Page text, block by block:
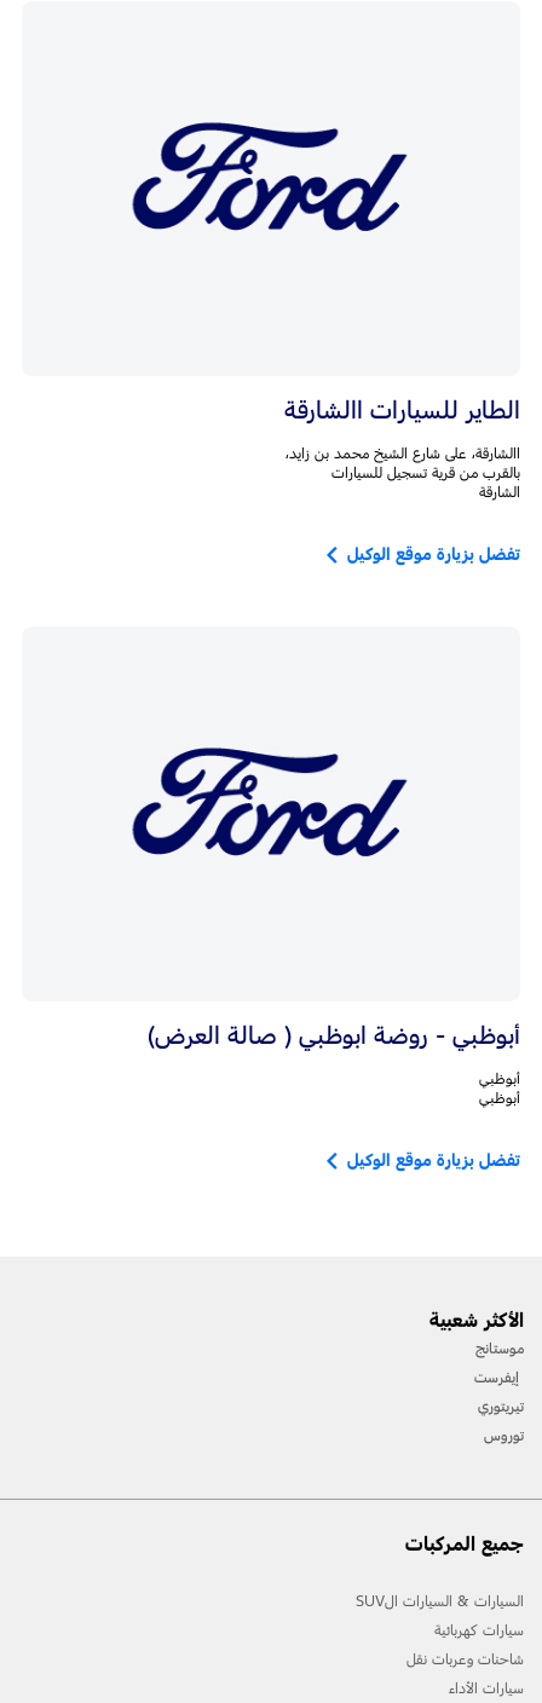
الطاير للسيارات االشارقة
االشارقة، على شارع الشيخ محمد بن زايد،
بالقرب من قرية تسجيل للسيارات
الشارقة
تفضل بزيارة موقع الوكيل
أبوظبي - روضة ابوظبي ( صالة العرض)
أبوظبي
أبوظبي
تفضل بزيارة موقع الوكيل
الأكثر شعبية
موستانج
إيفرست
تيريتوري
توروس
جميع المركبات
السيارات & السيارات الSUV
سيارات كهربائية
شاحنات وعربات نقل
سيارات الأداء